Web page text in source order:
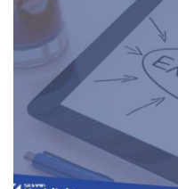
tepat, kamu bisa mengakses